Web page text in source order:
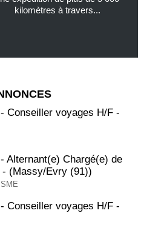
kilomètres à travers...
Conseiller voyages H/F -
Alternant(e) Chargé(e) de
(Massy/Evry (91))
Conseiller voyages H/F -